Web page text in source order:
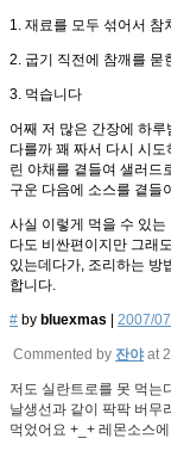
1. 재료를 모두 섞어서 참
2. 굽기 직전에 참깨를 묻
3. 먹습니다
어째 저 많은 간장에 하
다를까 꽤 짜서 다시 시
린 야채를 곁들여 샐러드
구운 다음에 소스를 곁들
사실 이렇게 먹을 수 있
다도 비싼편이지만 그래
있는데다가, 조리하는 방
합니다.
# by bluexmas 2007/
Commented by 잔야at
저도 실란트로를 못 먹는
날생선과 같이 팍팍 버무
먹었어요 +_+ 레몬소스